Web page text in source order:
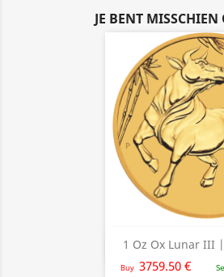
JE BENT
1 Oz Ox Lunar III
Buy 3759.50 €
Snel